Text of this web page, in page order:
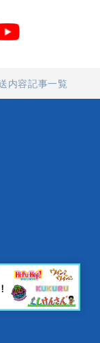
内容記事一覧